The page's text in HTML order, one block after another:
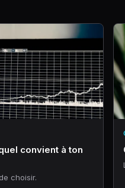
convient à ton
choisir.